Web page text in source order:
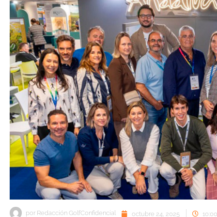
por Redacción GolfConfidencial octubre 24, 2025